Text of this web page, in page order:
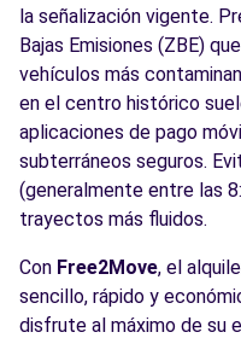
la señalización vigente.
Bajas Emisiones (ZBE)
vehículos más
en el centro histórico
aplicaciones de pago
subterráneos seguros.
(generalmente entre las
trayectos más fluidos.
Con Free2Move, el
sencillo, rápido y
disfrute al máximo de su